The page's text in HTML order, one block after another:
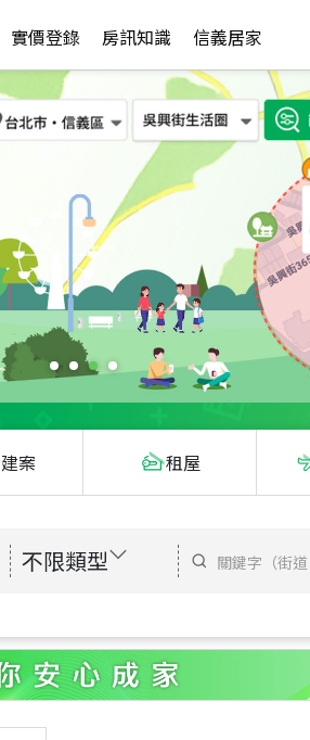
實價登錄 房訊知識 信義居家
案 租屋
不限類型